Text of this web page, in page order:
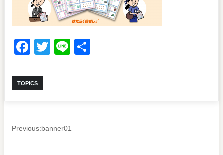
Facebook
Twitter
Line共
TOPICS
Previous:banner01